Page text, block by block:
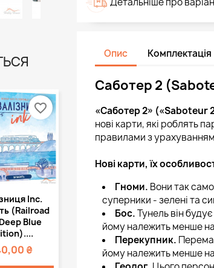
Inc.
(Railroad
Blue
₴
favorite_border
Опис Комплектація
Саботер 2
«Саботер 2» («Saboteur
нові карти, які роблять
правилами з
Нові карти, їх
Гноми. Вони так
суперники - зелені та
Бос.Тунель він
йому належить менше
Перекупник.
йому належить менше на